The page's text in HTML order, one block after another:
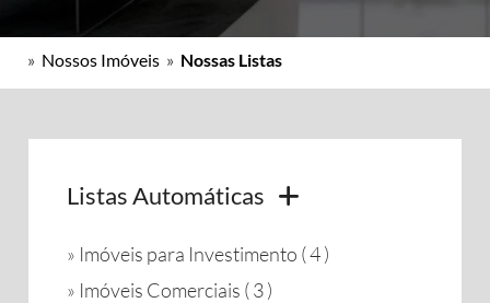
» Nossos Imóveis » Nossas Listas
Listas Automáticas
» Imóveis para Investimento ( 4 )
» Imóveis Comerciais ( 3 )